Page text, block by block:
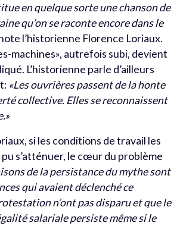
en quelque sorte une chanson de
qu’on se raconte encore dans le
l’historienne Florence Loriaux.
machines», autrefois subi, devient
L’historienne parle d’ailleurs
«Les ouvrières passent de la honte
collective. Elles se reconnaissent
si les conditions de travail les
s’atténuer, le cœur du problème
de la persistance du mythe sont
qui avaient déclenché ce
n’ont pas disparu et que le
salariale persiste même si le